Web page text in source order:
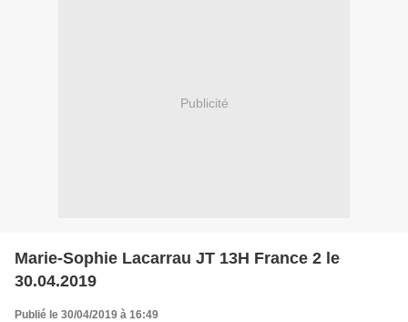
Publicité
Marie-Sophie Lacarrau JT 13H France 2 le
30.04.2019
Publié le 30/04/2019 à 16:49